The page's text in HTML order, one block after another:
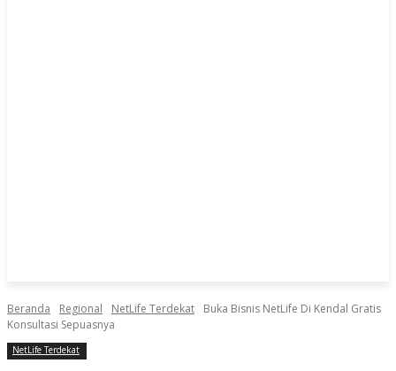
Beranda Regional NetLife Terdekat
Buka Bisnis NetLife Di Kendal Gratis
Konsultasi Sepuasnya
NetLife Terdekat